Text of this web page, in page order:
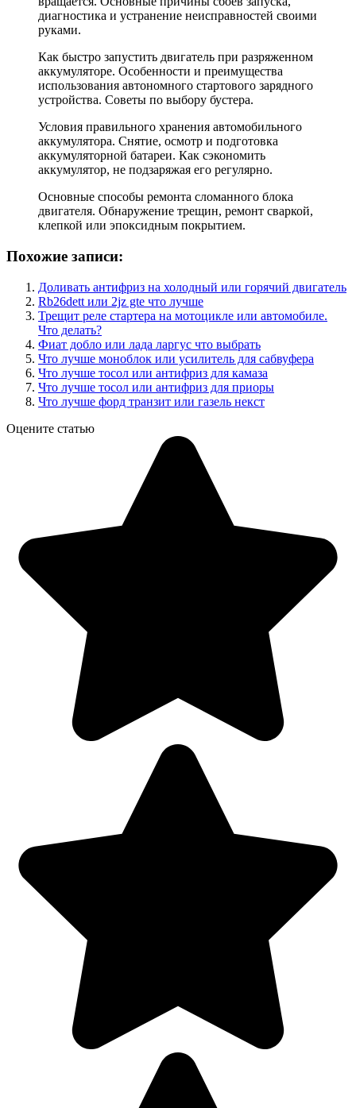
диагностика и устранение неисправностей своими
руками.
Как быстро запустить двигатель при разряженном
аккумуляторе. Особенности и преимущества
использования автономного стартового зарядного
устройства. Советы по выбору бустера.
Условия правильного хранения автомобильного
аккумулятора. Снятие, осмотр и подготовка
аккумуляторной батареи. Как сэкономить
аккумулятор, не подзаряжая его регулярно.
Основные способы ремонта сломанного блока
двигателя. Обнаружение трещин, ремонт сваркой,
клепкой или эпоксидным покрытием.
Похожие записи:
Доливать антифриз на холодный или горячий двигатель
Rb26dett или 2jz gte что лучше
Трещит реле стартера на мотоцикле или автомобиле.
Что делать?
Фиат добло или лада ларгус что выбрать
Что лучше моноблок или усилитель для сабвуфера
Что лучше тосол или антифриз для камаза
Что лучше тосол или антифриз для приоры
Что лучше форд транзит или газель некст
Оцените статью